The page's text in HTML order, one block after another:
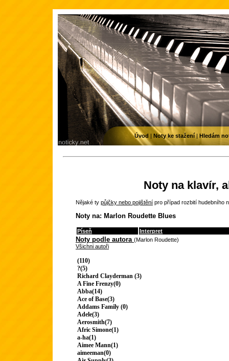
Noty na klavír,
Nějaké ty půjčky nebo pojištění pro případ rozbití hudebního
Noty na: Marlon Roudette Blues
Píseň Interpret
Noty podle autora (Marlon Roudette)
Všichni autoři
(110)
?(5)
Richard Clayderman (3)
A Fine Frenzy(0)
Abba(14)
Ace of Base(3)
Addams Family (0)
Adele(3)
Aerosmith(7)
Afric Simone(1)
a-ha(1)
Aimee Mann(1)
aimeeman(0)
Úvod | Noty ke stažení| Hledám